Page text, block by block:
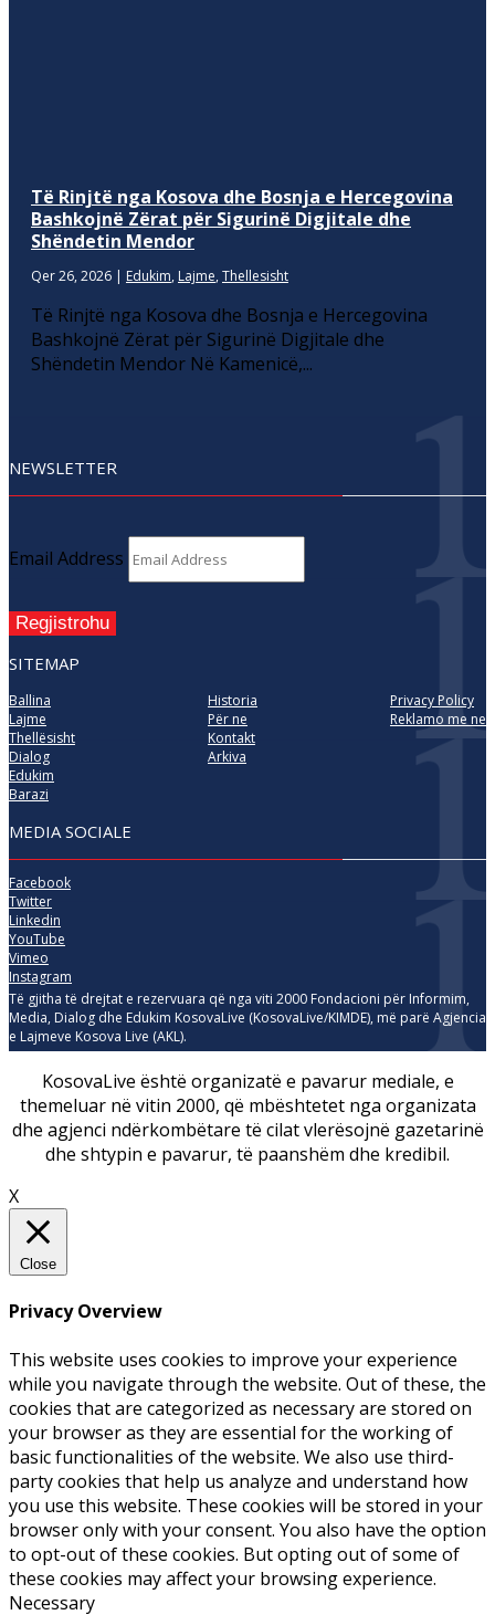
Të Rinjtë nga Kosova dhe Bosnja e Hercegovina
Bashkojnë Zërat për Sigurinë Digjitale dhe
Shëndetin Mendor
Qer 26, 2026 | Edukim, Lajme, Thellesisht
Të Rinjtë nga Kosova dhe Bosnja e Hercegovina
Bashkojnë Zërat për Sigurinë Digjitale dhe
Shëndetin Mendor Në Kamenicë,...
NEWSLETTER
Email Address
Regjistrohu
SITEMAP
Ballina
Lajme
Thellësisht
Dialog
Edukim
Barazi
Historia
Për ne
Kontakt
Arkiva
Privacy Policy
Reklamo me ne
MEDIA SOCIALE
Facebook
Twitter
Linkedin
YouTube
Vimeo
Instagram
Të gjitha të drejtat e rezervuara që nga viti 2000 Fondacioni për Informim,
Media, Dialog dhe Edukim KosovaLive (KosovaLive/KIMDE), më parë Agjencia
e Lajmeve Kosova Live (AKL).
KosovaLive është organizatë e pavarur mediale, e
themeluar në vitin 2000, që mbështetet nga organizata
dhe agjenci ndërkombëtare të cilat vlerësojnë gazetarinë
dhe shtypin e pavarur, të paanshëm dhe kredibil.
X
Close
Privacy Overview
This website uses cookies to improve your experience
while you navigate through the website. Out of these, the
cookies that are categorized as necessary are stored on
your browser as they are essential for the working of
basic functionalities of the website. We also use third-
party cookies that help us analyze and understand how
you use this website. These cookies will be stored in your
browser only with your consent. You also have the option
to opt-out of these cookies. But opting out of some of
these cookies may affect your browsing experience.
Necessary